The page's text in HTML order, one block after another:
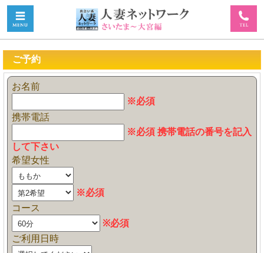
ご予約
お名前
※必須
携帯電話
※必須 携帯電話の番号を記入
して下さい
希望女性
※必須
コース
※必須
ご利用日時